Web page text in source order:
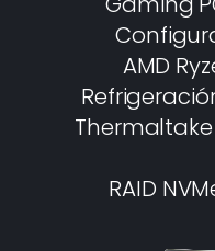
AMD
RAID